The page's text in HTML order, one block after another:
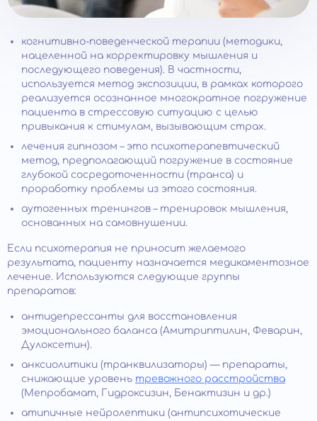
когнитивно-поведенческой терапии (методики,
нацеленной на корректировку мышления и
последующего поведения). В частности,
используется метод экспозиции, в рамках которого
реализуется осознанное многократное погружение
пациента в стрессовую ситуацию с целью
привыкания к стимулам, вызывающим страх.
лечения гипнозом – это психотерапевтический
метод, предполагающий погружение в состояние
глубокой сосредоточенности (транса) и
проработку проблемы из этого состояния.
аутогенных тренингов – тренировок мышления,
основанных на самовнушении.
Если психотерапия не приносит желаемого
результата, пациенту назначается медикаментозное
лечение. Используются следующие группы
препаратов:
антидепрессанты для восстановления
эмоционального баланса (Амитриптилин, Феварин,
Дулоксетин).
анксиолитики (транквилизаторы) — препараты,
снижающие уровень тревожного расстройства
(Мепробамат, Гидроксизин, Бенактизин и др.)
атипичные нейролептики (антипсихотические